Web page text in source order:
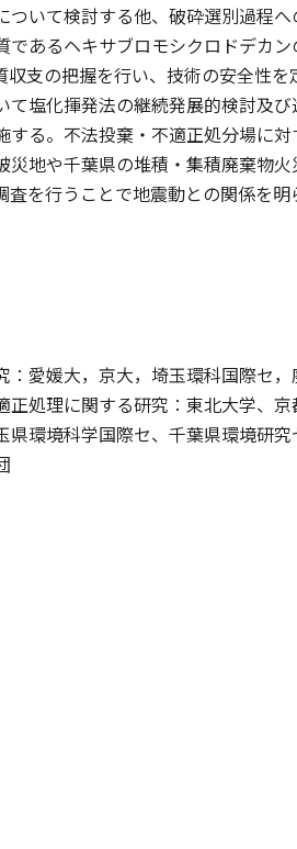
いて検討する他、破砕選別過程
であるヘキサブロモシクロドデカ
支の把握を行い、技術の安全性
て塩化揮発法の継続発展的検討及
る。不法投棄・不適正処分場に
地や千葉県の堆積・集積廃棄物
を行うことで地震動との関係を明
愛媛大，京大，埼玉環科国際セ
処理に関する研究：東北大学、
環境科学国際セ、千葉県環境研